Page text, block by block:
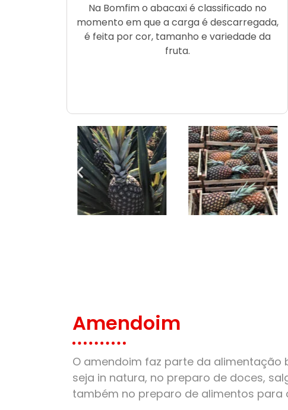
Na Bomfim o abacaxi é classificado no
momento em que a carga é descarregada,
é feita por cor, tamanho e variedade da
fruta.
Amendoim
O amendoim faz parte da alimentação
seja in natura, no preparo de doces,
também no preparo de alimentos para